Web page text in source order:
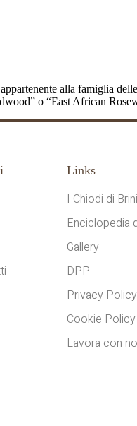
alla famiglia
o “East African
Links
I Chiodi di Brini
Enciclopedia
Gallery
DPP
Privacy Policy
Cookie Policy
Lavora con